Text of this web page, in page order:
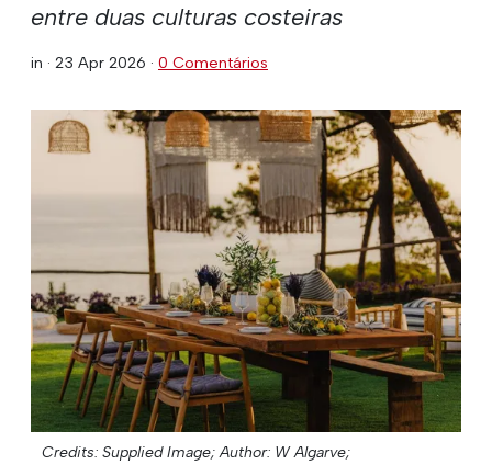
entre duas culturas costeiras
in · 23 Apr 2026 · 0 Comentários
Credits: Supplied Image; Author: W Algarve;